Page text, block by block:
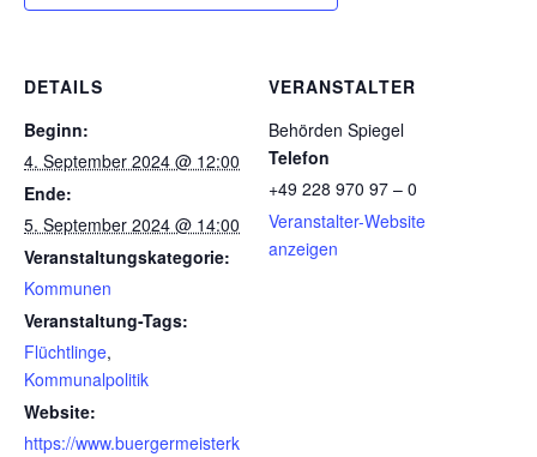
DETAILS
Beginn:
4. September 2024 @ 12:00
Ende:
5. September 2024 @ 14:00
Veranstaltungskategorie:
Kommunen
Veranstaltung-Tags:
Flüchtlinge,
Kommunalpolitik
Website:
https://www.buergermeisterk
VERANSTALTER
Behörden Spiegel
Telefon
+49 228 970 97 – 0
Veranstalter-Website
anzeigen